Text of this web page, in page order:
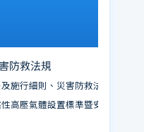
防救法規
及施行細則、災害防救法及施行
高壓氣體設置標準暨安全管理